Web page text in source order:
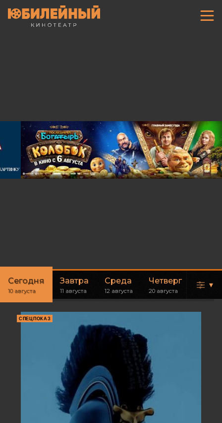
Сегодня
10 августа
Завтра
11 августа
Среда
12 августа
Четверг
20 августа
▾
СПЕЦПОКАЗ